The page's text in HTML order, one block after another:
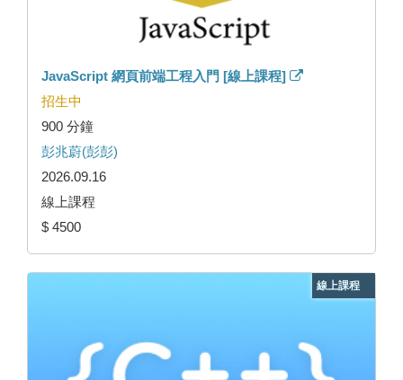
JavaScript 網頁前端工程入門 [線上課程]
招生中
900 分鐘
彭兆蔚(彭彭)
2026.09.16
線上課程
$ 4500
線上課程